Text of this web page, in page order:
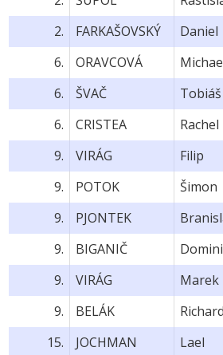
2.
FARKAŠOVSKÝ Daniel
6.
ORAVCOVÁ
6.
ŠVAČ Tobiáš
6.
CRISTEA Rachel
9.
VIRÁG Filip
9.
POTOK Šimon
9.
PJONTEK
9.
BIGANIČ
9.
VIRÁG Marek
9.
BELÁK Richard
15.
JOCHMAN Lael